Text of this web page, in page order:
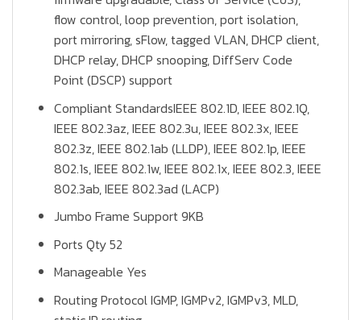
flow control, loop prevention, port isolation,
port mirroring, sFlow, tagged VLAN, DHCP client,
DHCP relay, DHCP snooping, DiffServ Code
Point (DSCP) support
Compliant StandardsIEEE 802.1D, IEEE 802.1Q,
IEEE 802.3az, IEEE 802.3u, IEEE 802.3x, IEEE
802.3z, IEEE 802.1ab (LLDP), IEEE 802.1p, IEEE
802.1s, IEEE 802.1w, IEEE 802.1x, IEEE 802.3, IEEE
802.3ab, IEEE 802.3ad (LACP)
Jumbo Frame Support 9KB
Ports Qty 52
Manageable Yes
Routing Protocol IGMP, IGMPv2, IGMPv3, MLD,